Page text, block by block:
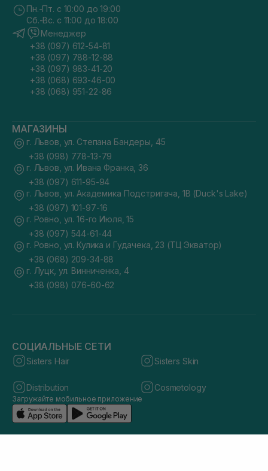
Пн.-Пт. с 10:00 до 19:00
Сб.-Вс. с 11:00 до 18:00
Менеджер
+38 (097) 612-54-81
+38 (097) 788-12-88
+38 (097) 983-41-20
+38 (068) 693-46-00
+38 (068) 951-22-86
МАГАЗИНЫ
г. Львов, ул. Степана Бандеры, 45
+38 (098) 778-13-79
г. Львов, ул. Ивана Франка, 36
+38 (097) 611-95-94
г. Львов, ул. Академика Подстригача, 1В (Duck's Lake)
+38 (097) 101-97-16
г. Ровно, ул. 16-го Июля, 15
+38 (097) 544-61-44
г. Ровно, ул. Кулика и Гудачека, 23 (ТЦ Экватор)
+38 (068) 209-34-88
г. Луцк, ул. Винниченка, 4
+38 (098) 076-60-62
СОЦИАЛЬНЫЕ СЕТИ
Sisters Hair Sisters Skin
Distribution Cosmetology
Загружайте мобильное приложение